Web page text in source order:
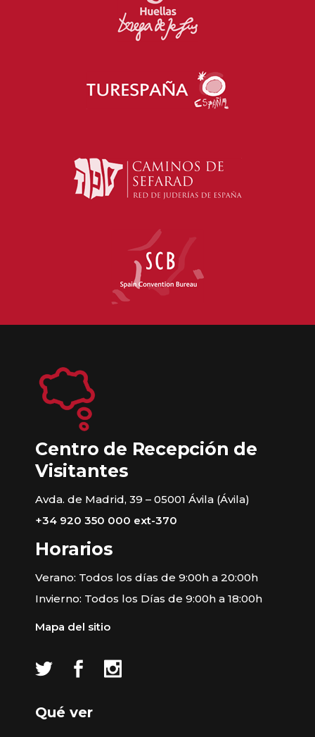
Centro de Recepción de
Visitantes
Avda. de Madrid, 39 – 05001 Ávila (Ávila)
+34 920 350 000 ext-370
Horarios
Verano: Todos los días de 9:00h a 20:00h
Invierno: Todos los Días de 9:00h a 18:00h
Mapa del sitio
Qué ver